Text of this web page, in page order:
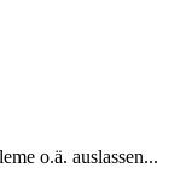
o.ä. auslassen...